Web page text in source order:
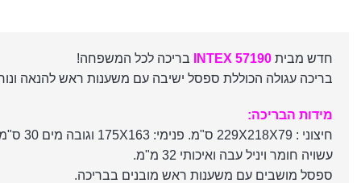
חדש מבית INTEX 57190
בריכה לכל המשפחה!
בריכה עגולה הכוללת ספסל ישיבה עם משענות ראש להנאה
מידות הבריכה:
חיצוני : 229X218X79 ס"מ. פנימי: 175X163 וגובה מים 30 ס"מ
עשויה חומר ויניל עבה ואיכותי 32 מ"מ.
ספסל מושבים עם משענות ראש מובנים בבריכה.